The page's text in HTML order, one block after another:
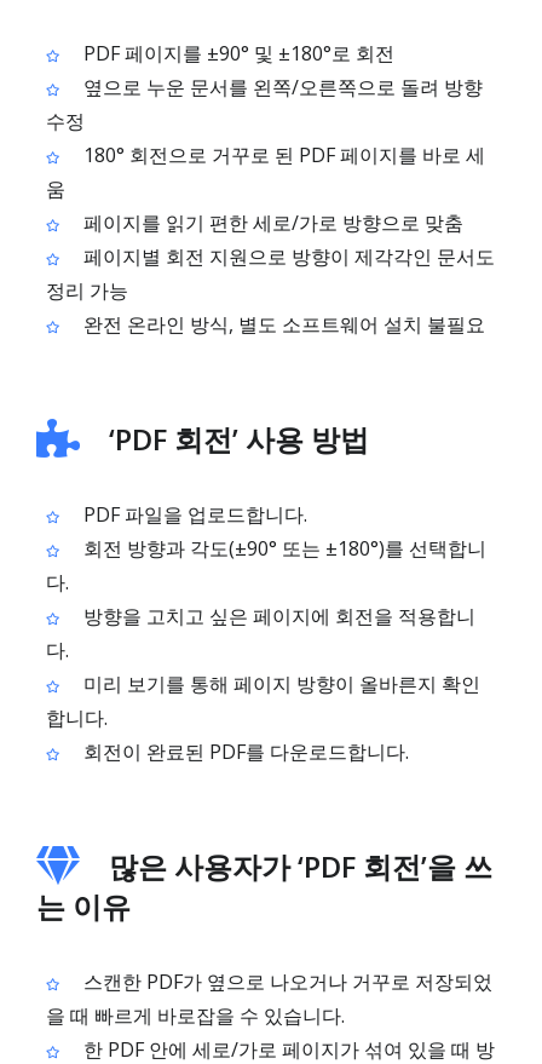
PDF 페이지를 ±90° 및 ±180°로 회전
옆으로 누운 문서를 왼쪽/오른쪽으로 돌려 방향
수정
180° 회전으로 거꾸로 된 PDF 페이지를 바로 세
움
페이지를 읽기 편한 세로/가로 방향으로 맞춤
페이지별 회전 지원으로 방향이 제각각인 문서도
정리 가능
완전 온라인 방식, 별도 소프트웨어 설치 불필요
‘PDF 회전’ 사용 방법
PDF 파일을 업로드합니다.
회전 방향과 각도(±90° 또는 ±180°)를 선택합니
다.
방향을 고치고 싶은 페이지에 회전을 적용합니
다.
미리 보기를 통해 페이지 방향이 올바른지 확인
합니다.
회전이 완료된 PDF를 다운로드합니다.
많은 사용자가 ‘PDF 회전’을 쓰
는 이유
스캔한 PDF가 옆으로 나오거나 거꾸로 저장되었
을 때 빠르게 바로잡을 수 있습니다.
한 PDF 안에 세로/가로 페이지가 섞여 있을 때 방